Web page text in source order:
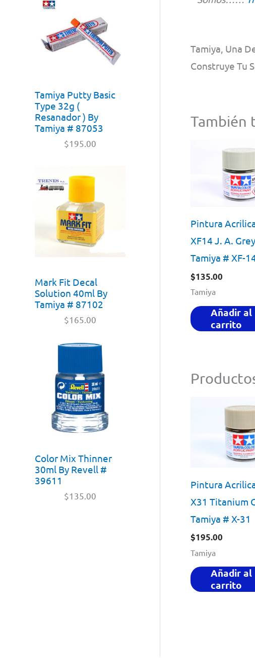
Tamiya Putty Basic
Type 32g (
Resanador ) By
Tamiya # 87053
$195.00
Mark Fit Decal
Solution 40ml By
Tamiya # 87102
$165.00
Color Mix Thinner
30ml By Revell #
39611
$135.00
Tamiya, Una
Construye Tu
También
Pintura
XF14 J. A.
Tamiya # XF-
$135.00
Tamiya
Añadir al
carrito
Pintura
X31 Titanium
Tamiya # X-31
$195.00
Tamiya
Añadir al
carrito